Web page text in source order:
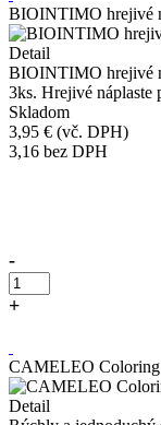
BIOINTIMO hrejivé
Detail
BIOINTIMO hrejivé
3ks. Hrejivé náplaste
Skladom
3,95 € (vč. DPH)
3,16 bez DPH
-
+
CAMELEO Coloring
Detail